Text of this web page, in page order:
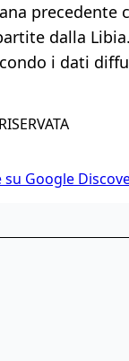
precedente
dalla
i dati
su Google